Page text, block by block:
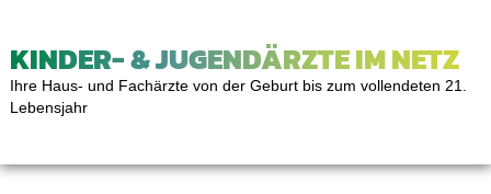
KINDER- & JUGENDÄRZTE IM NETZ
Ihre Haus- und Fachärzte von der Geburt bis zum vollendeten 21.
Lebensjahr